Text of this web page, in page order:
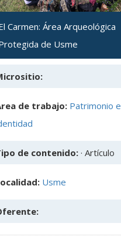
Carmen: Área Arqueológica
de Usme
de trabajo: Patrimonio e
de contenido:· Artículo
Usme